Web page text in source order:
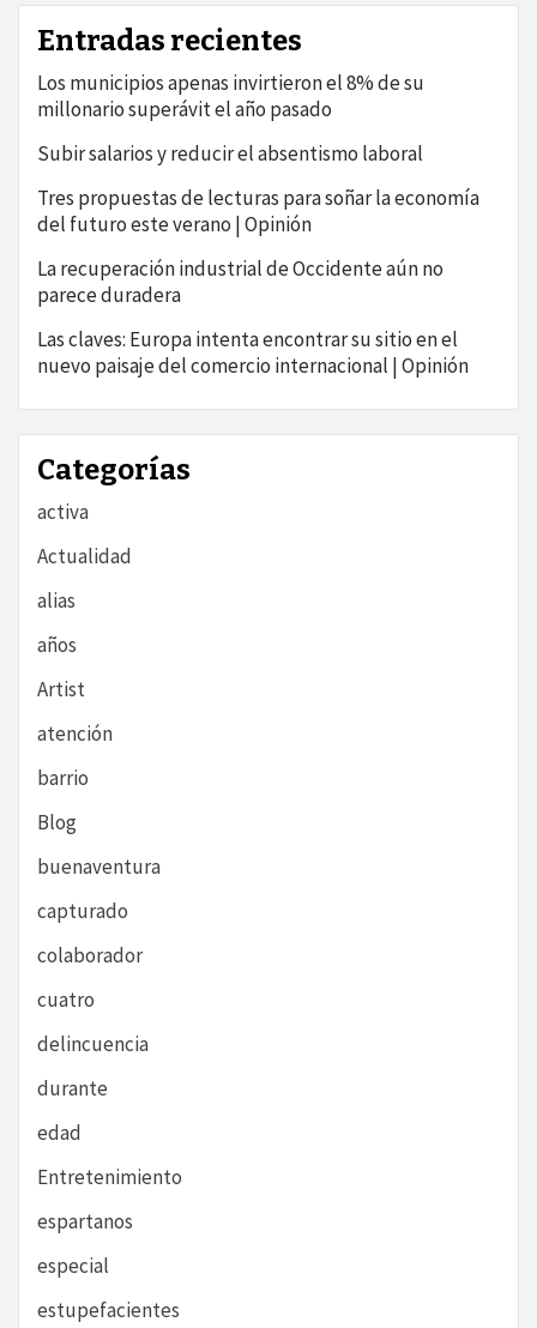
Entradas recientes
Los municipios apenas invirtieron el 8% de su
millonario superávit el año pasado
Subir salarios y reducir el absentismo laboral
Tres propuestas de lecturas para soñar la economía
del futuro este verano | Opinión
La recuperación industrial de Occidente aún no
parece duradera
Las claves: Europa intenta encontrar su sitio en el
nuevo paisaje del comercio internacional | Opinión
Categorías
activa
Actualidad
alias
años
Artist
atención
barrio
Blog
buenaventura
capturado
colaborador
cuatro
delincuencia
durante
edad
Entretenimiento
espartanos
especial
estupefacientes